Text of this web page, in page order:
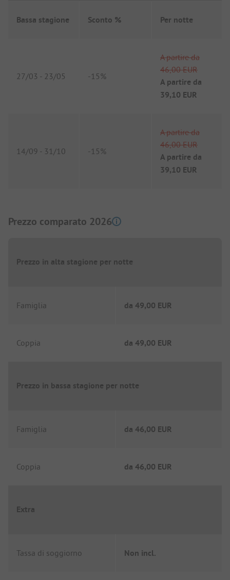
Bassa stagione Sconto % Per notte
27/03 - 23/05 -15%
A partire da
46,00 EUR
A partire da
39,10 EUR
14/09 - 31/10 -15%
A partire da
46,00 EUR
A partire da
39,10 EUR
Prezzo comparato 2026
Prezzo in alta stagione per notte
Famiglia da 49,00 EUR
Coppia da 49,00 EUR
Prezzo in bassa stagione per notte
Famiglia da 46,00 EUR
Coppia da 46,00 EUR
Extra
Tassa di soggiorno Non incl.